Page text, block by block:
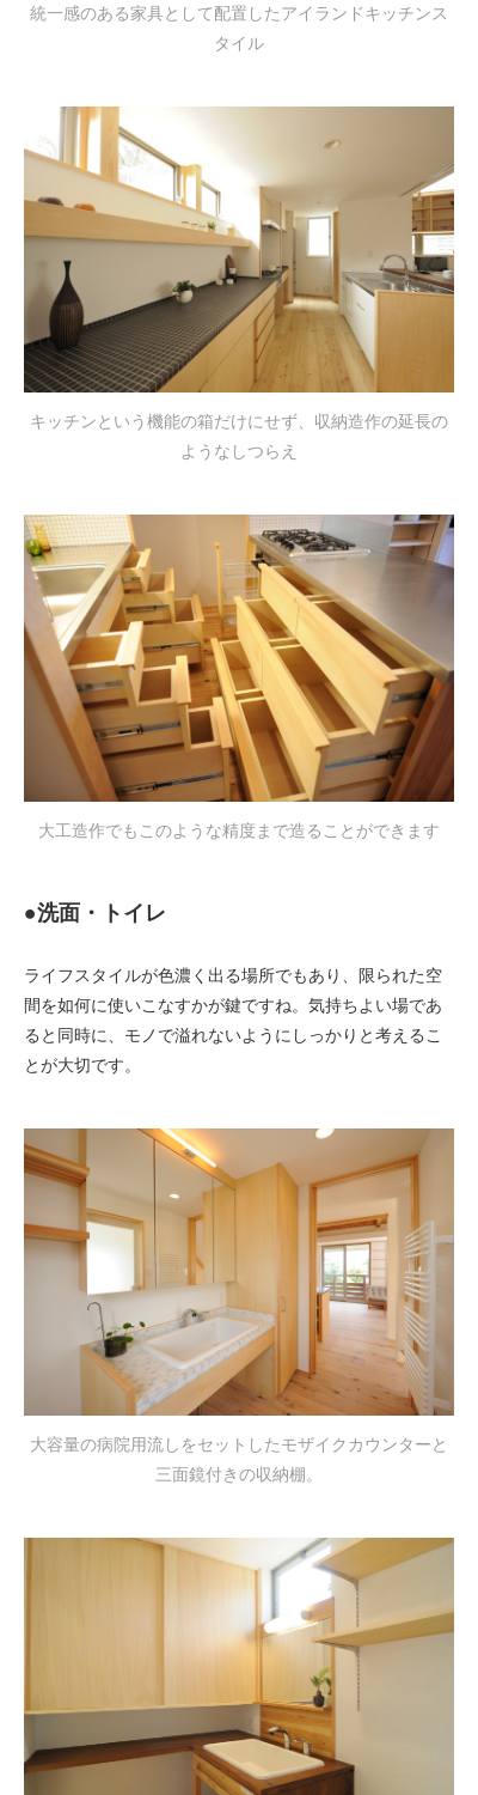
統一感のある家具として配置したアイランドキッチンス
タイル
キッチンという機能の箱だけにせず、収納造作の延長の
ようなしつらえ
大工造作でもこのような精度まで造ることができます
●洗面・トイレ
ライフスタイルが色濃く出る場所でもあり、限られた空
間を如何に使いこなすかが鍵ですね。気持ちよい場であ
ると同時に、モノで溢れないようにしっかりと考えるこ
とが大切です。
大容量の病院用流しをセットしたモザイクカウンターと
三面鏡付きの収納棚。